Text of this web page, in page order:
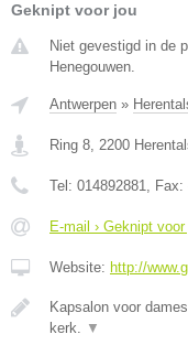
Geknipt voor jou
Niet gevestigd in de
Henegouwen.
Antwerpen »
Ring 8, 2200
Tel: 014892881, Fax:
E-mail › Geknipt
Website: http://
Kapsalon voor
kerk. ▼